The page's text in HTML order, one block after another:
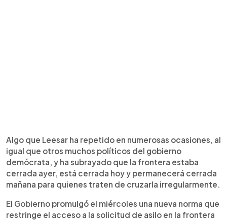
Algo que Leesar ha repetido en numerosas ocasiones, al
igual que otros muchos políticos del gobierno
demócrata, y ha subrayado que la frontera estaba
cerrada ayer, está cerrada hoy y permanecerá cerrada
mañana para quienes traten de cruzarla irregularmente.
El Gobierno promulgó el miércoles una nueva norma que
restringe el acceso a la solicitud de asilo en la frontera